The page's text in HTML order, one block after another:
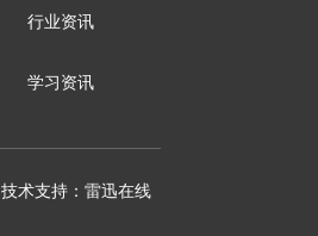
行业资讯
学习资讯
技术支持：雷迅在线